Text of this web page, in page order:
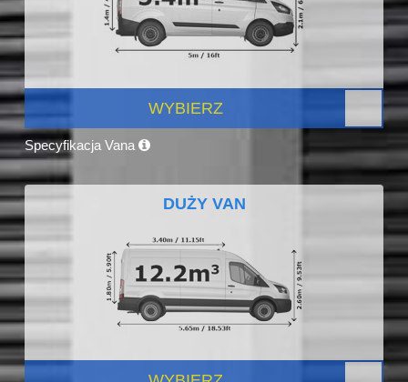
WYBIERZ
Specyfikacja Vana
DUŻY VAN